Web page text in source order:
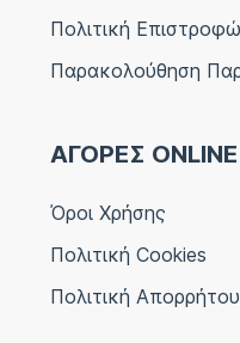
Πολιτική
Παρακολούθηση
ΑΓΟΡΕΣ ONLINE
Όροι Χρήσης
Πολιτική Cookies
Πολιτική Απορρήτου